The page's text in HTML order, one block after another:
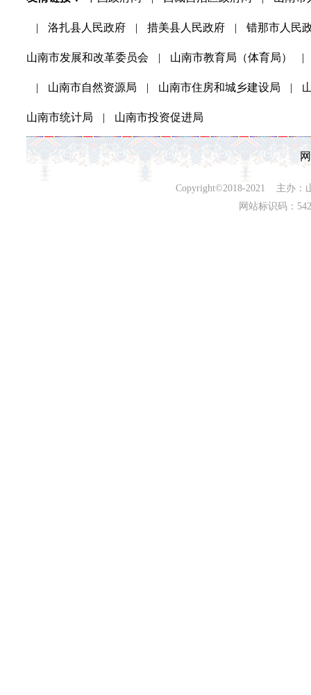
| 洛扎县人民政府 | 措美县人民政府 | 错那市人民
山南市发展和改革委员会 | 山南市教育局（体育局） |
| 山南市自然资源局 | 山南市住房和城乡建设局 |
山南市统计局 | 山南市投资促进局
Copyright©2018-2021 主办：
网站标识码：